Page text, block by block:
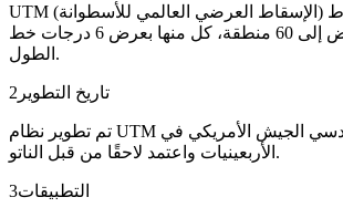
UTM (الإسقاط العرضي العالمي للأسطوانة) هو نظام إسقاط
خرائط يقسم الأرض إلى 60 منطقة، كل منها بعرض 6 درجات خط
الطول.
2 تاريخ التطوير
تم تطوير نظام UTM من قبل فيلق مهندسي الجيش الأمريكي في
الأربعينيات واعتمد لاحقًا من قبل الناتو.
3التطبيقات